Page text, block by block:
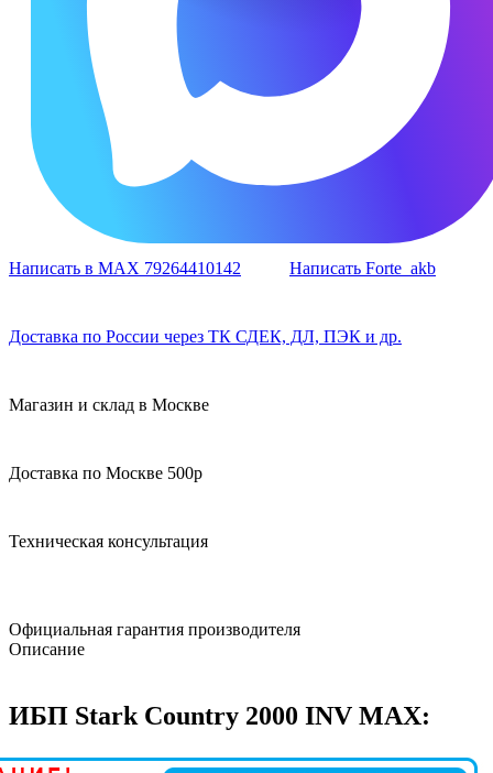
Написать в MAX 79264410142 Написать Forte_akb
Доставка по России через ТК СДЕК, ДЛ, ПЭК и др.
Магазин и склад в Москве
Доставка по Москве 500р
Техническая консультация
Официальная гарантия производителя
Описание
ИБП Stark Country 2000 INV MAX: